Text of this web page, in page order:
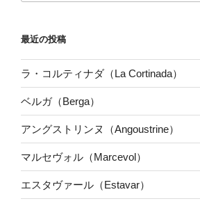
最近の投稿
ラ・コルティナダ（La Cortinada）
ベルガ（Berga）
アングストリンヌ（Angoustrine）
マルセヴォル（Marcevol）
エスタヴァール（Estavar）